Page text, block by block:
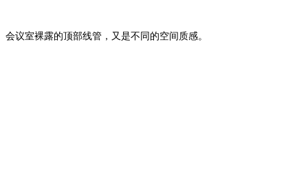
会议室裸露的顶部线管，又是不同的空间质感。